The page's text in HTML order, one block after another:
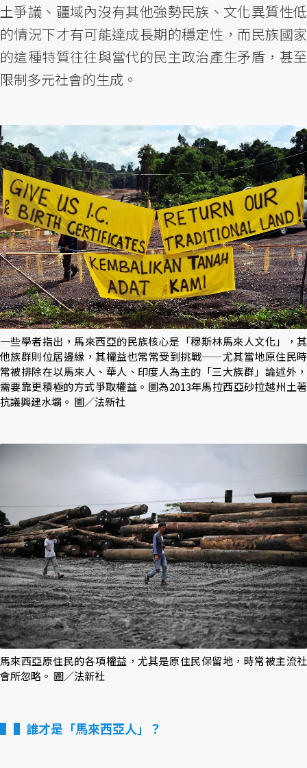
土爭議、疆域內沒有其他強勢民族、文化異質性低
的情況下才有可能達成長期的穩定性，而民族國家
的這種特質往往與當代的民主政治產生矛盾，甚至
限制多元社會的生成。
一些學者指出，馬來西亞的民族核心是「穆斯林馬來人文化」，其
他族群則位居邊緣，其權益也常常受到挑戰——尤其當地原住民時
常被排除在以馬來人、華人、印度人為主的「三大族群」論述外，
需要靠更積極的方式爭取權益。圖為2013年馬拉西亞砂拉越州土著
抗議興建水壩。 圖／法新社
馬來西亞原住民的各項權益，尤其是原住民保留地，時常被主流社
會所忽略。 圖／法新社
▌誰才是「馬來西亞人」？